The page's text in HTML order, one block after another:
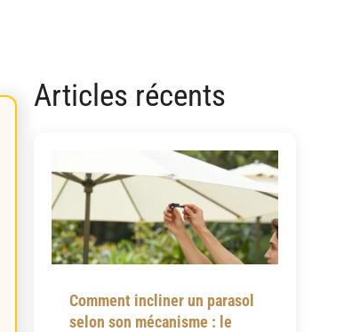
Articles récents
Comment incliner un parasol
selon son mécanisme : le